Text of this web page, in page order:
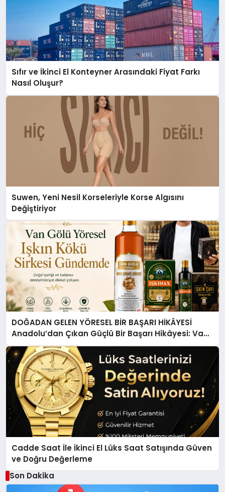
Sıfır ve İkinci El Konteyner Arasındaki Fiyat Farkı
Nasıl Oluşur?
Suwen, Yeni Nesil Korseleriyle Korse Algısını
Değiştiriyor
DOĞADAN GELEN YÖRESEL BİR BAŞARI HİKÂYESİ
Anadolu’dan Çıkan Güçlü Bir Başarı Hikâyesi: Van
Gölü Yöresel Işkın Kökü Sirkesi
Cadde Saat İle İkinci El Lüks Saat Satışında Güven
ve Doğru Değerleme
Son Dakika